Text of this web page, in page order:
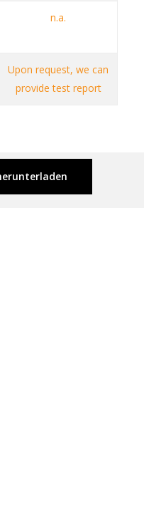
n.a.
Upon request, we can
provide test report